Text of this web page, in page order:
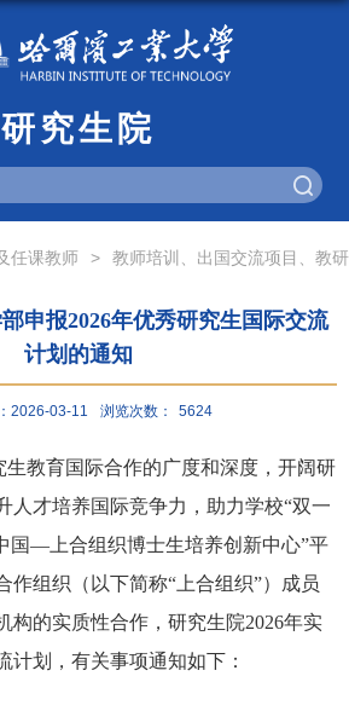
研究生院
任课教师 > 教师培训、出国交流项目、教
申报2026年优秀研究生国际交流
计划的通知
2026-03-11 浏览次数： 5624
生教育国际合作的广度和深度，开阔研
人才培养国际竞争力，助力学校“双一
国—上合组织博士生培养创新中心”平
作组织（以下简称“上合组织”）成员
构的实质性合作 ，研究生院2026年实
计划，有关事项通知如下：